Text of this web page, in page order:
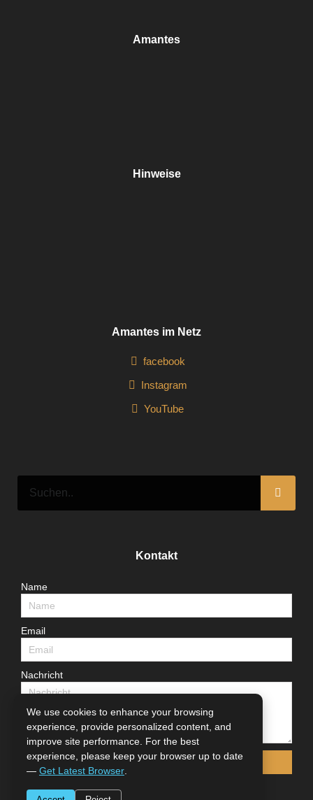
Amantes
Hinweise
Amantes im Netz
facebook
Instagram
YouTube
Kontakt
Name
Email
Nachricht
Senden
We use cookies to enhance your browsing
experience, provide personalized content, and
improve site performance. For the best
experience, please keep your browser up to date
— Get Latest Browser